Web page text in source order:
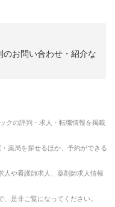
お問い合わせ・紹介な
クの評判・求人・転職情報を掲載
薬局を探せるほか、予約ができる
人や看護師求人、薬剤師求人情報
是非ご覧になってください。